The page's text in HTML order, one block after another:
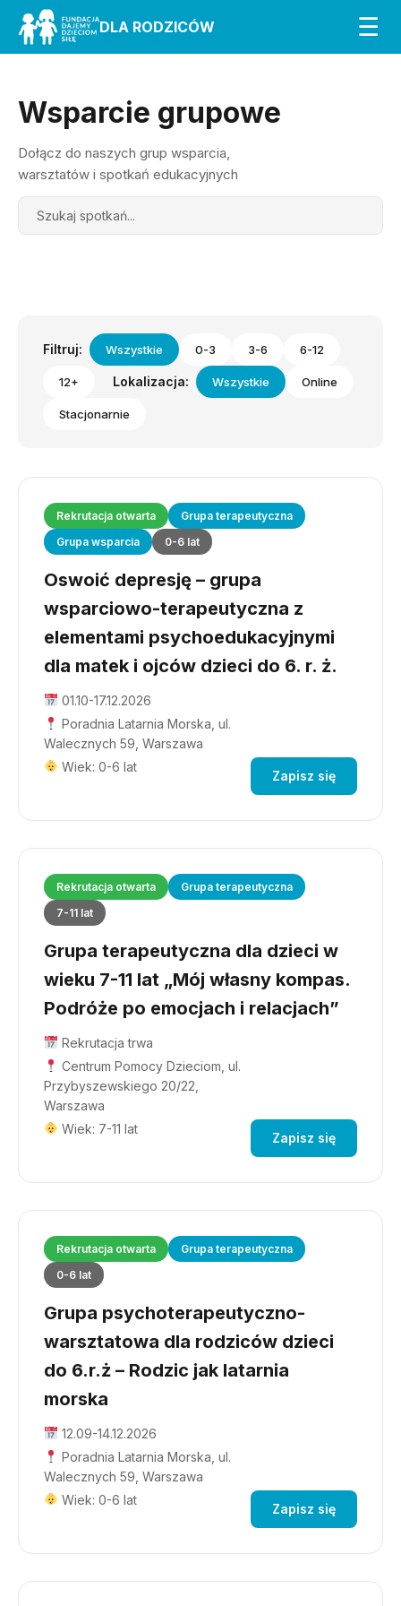
DLA RODZICÓW ☰
Wsparcie grupowe
Dołącz do naszych grup wsparcia,
warsztatów i spotkań edukacyjnych
Search
Filtruj: Wszystkie 0-3 3-6 6-12
12+ Lokalizacja: Wszystkie Online
Stacjonarnie
Rekrutacja otwarta
Grupa terapeutyczna
Grupa wsparcia
0-6 lat
Oswoić depresję – grupa
wsparciowo-terapeutyczna z
elementami psychoedukacyjnymi
dla matek i ojców dzieci do 6. r. ż.
01.10-17.12.2026
Poradnia Latarnia Morska, ul.
Walecznych 59, Warszawa
Wiek: 0-6 lat
Zapisz się
Rekrutacja otwarta
Grupa terapeutyczna
7-11 lat
Grupa terapeutyczna dla dzieci w
wieku 7-11 lat „Mój własny kompas.
Podróże po emocjach i relacjach”
Rekrutacja trwa
Centrum Pomocy Dzieciom, ul.
Przybyszewskiego 20/22,
Warszawa
Wiek: 7-11 lat
Zapisz się
Rekrutacja otwarta
Grupa terapeutyczna
0-6 lat
Grupa psychoterapeutyczno-
warsztatowa dla rodziców dzieci
do 6.r.ż – Rodzic jak latarnia
morska
12.09-14.12.2026
Poradnia Latarnia Morska, ul.
Walecznych 59, Warszawa
Wiek: 0-6 lat
Zapisz się